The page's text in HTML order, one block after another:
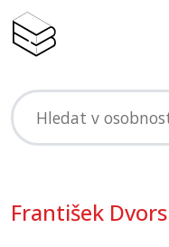
František